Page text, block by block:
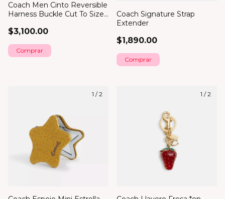
Coach Men Cinto Reversible
Harness Buckle Cut To Size,
$3,100.00
Coach Signature Strap
Extender
$1,890.00
1 /2 1 /2